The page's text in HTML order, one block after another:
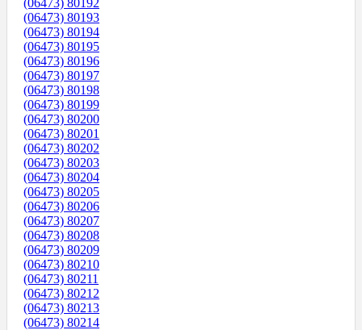
(06473) 80192
(06473) 80193
(06473) 80194
(06473) 80195
(06473) 80196
(06473) 80197
(06473) 80198
(06473) 80199
(06473) 80200
(06473) 80201
(06473) 80202
(06473) 80203
(06473) 80204
(06473) 80205
(06473) 80206
(06473) 80207
(06473) 80208
(06473) 80209
(06473) 80210
(06473) 80211
(06473) 80212
(06473) 80213
(06473) 80214